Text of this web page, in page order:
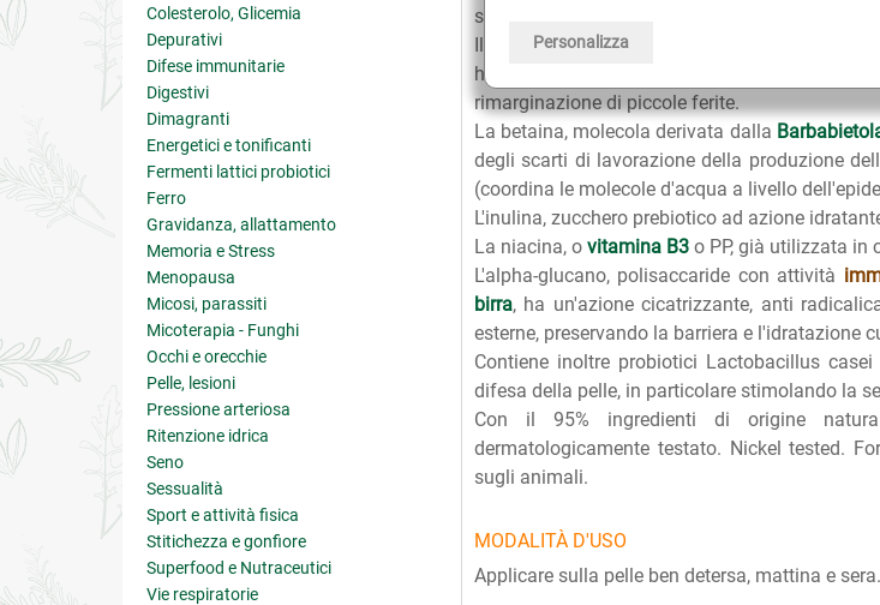
Personalizza
Colesterolo, Glicemia
Depurativi
Difese immunitarie
Digestivi
Dimagranti
Energetici e tonificanti
Fermenti lattici probiotici
Ferro
Gravidanza, allattamento
Memoria e Stress
Menopausa
Micosi, parassiti
Micoterapia - Funghi
Occhi e orecchie
Pelle, lesioni
Pressione arteriosa
Ritenzione idrica
Seno
Sessualità
Sport e attività fisica
Stitichezza e gonfiore
Superfood e Nutraceutici
Vie respiratorie
solubilizzare le proteine cutanee insolubili.
Il pantenolo, precursore della
, ha
ha anche un effetto antinfiammatorio, è
rimarginazione di piccole ferite.
La betaina, molecola derivata dalla
degli scarti di lavorazione della produzione
(coordina le molecole d'acqua a livello
L'inulina, zucchero prebiotico ad azione
La niacina, o vitamina B3 o PP, già utilizzata in
L'alpha-glucano, polisaccaride con attività
birra, ha un'azione cicatrizzante, anti
esterne, preservando la barriera e l'idratazione
Contiene inoltre probiotici Lactobacillus
difesa della pelle, in particolare stimolando la
Con il 95% ingredienti di origine
dermatologicamente testato. Nickel tested.
sugli animali.
MODALITÀ D'USO
Applicare sulla pelle ben detersa, mattina e